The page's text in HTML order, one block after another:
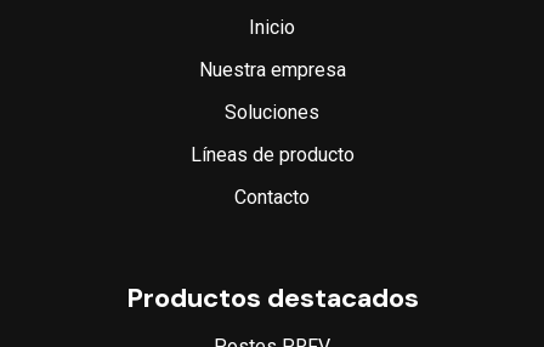
Inicio
Nuestra empresa
Soluciones
Líneas de producto
Contacto
Productos destacados